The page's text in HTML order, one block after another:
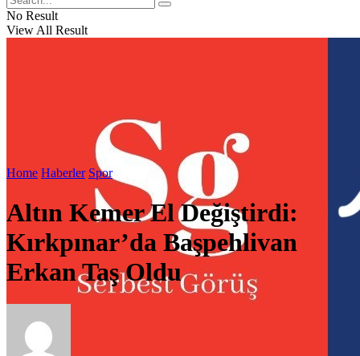
No Result
View All Result
Home Haberler Spor
Altın Kemer El Değiştirdi:
Kırkpınar’da Başpehlivan
Erkan Taş Oldu